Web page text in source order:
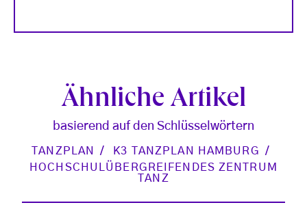
Ähnliche Artikel
basierend auf den Schlüsselwörtern
TANZPLAN
K3 TANZPLAN HAMBURG
HOCHSCHULÜBERGREIFENDES ZENTRUM
TANZ